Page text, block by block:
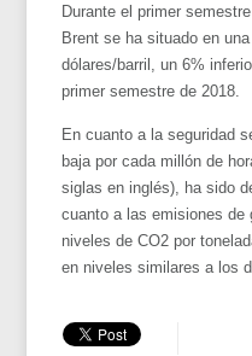
Durante el primer
Brent se ha situado en
dólares/barril, un 6%
primer semestre de 2018.
En cuanto a la seguridad
baja por cada millón de
siglas en inglés), ha sido
cuanto a las emisiones de
niveles de CO2 por
en niveles similares a los